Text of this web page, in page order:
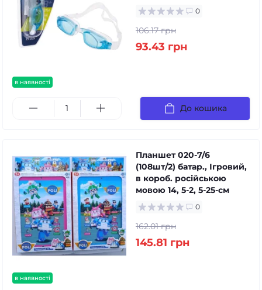
в наявності
0
106.17 грн
93.43 грн
До кошика
в наявності
Планшет 020-7/6
(108шт/2) батар., Ігровий,
в короб. російською
мовою 14, 5-2, 5-25-см
0
162.01 грн
145.81 грн